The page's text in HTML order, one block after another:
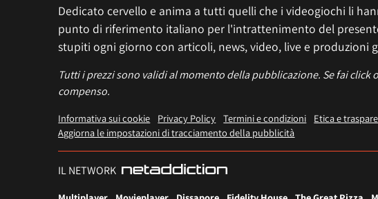
Dedicato cervello e anima a tutti quelli che i videogiochi li
punto di riferimento italiano per l'intrattenimento del
stupiti ogni giorno con articoli, news, video, live e produzioni
Tutti i prezzi sono validi al momento della pubblicazione. Se fai click
compenso.
Informativa sui cookie Privacy Policy Termini e condizioni Etica e
Aggiorna le impostazioni di tracciamento della pubblicità
IL NETWORK